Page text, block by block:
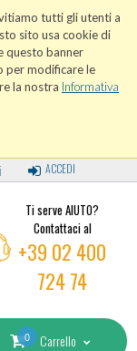
tutti gli utenti a
sito usa cookie di
questo banner
per modificare le
la nostra Informativa
ACCEDI
Ti serve AIUTO?
Contattaci al
+39 02 400
724 74
0 Carrello